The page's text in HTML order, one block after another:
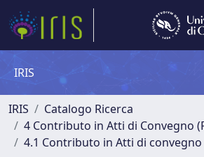
IRIS
IRIS
Catalogo Ricerca
4 Contributo in Atti di Convegno
4.1 Contributo in Atti di convegno